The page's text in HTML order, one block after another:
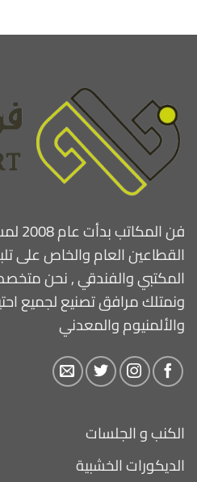
فن
القطاعين العام والخاص على
المكتبي والفندقي , نحن
ونمتلك مرافق تصنيع لجميع
والألمنيوم والمعدني
الكنب و الجلسات
الديكورات الخشبية